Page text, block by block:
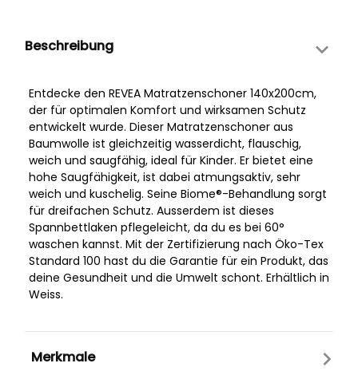
Beschreibung
Entdecke den REVEA Matratzenschoner 140x200cm,
der für optimalen Komfort und wirksamen Schutz
entwickelt wurde. Dieser Matratzenschoner aus
Baumwolle ist gleichzeitig wasserdicht, flauschig,
weich und saugfähig, ideal für Kinder. Er bietet eine
hohe Saugfähigkeit, ist dabei atmungsaktiv, sehr
weich und kuschelig. Seine Biome®-Behandlung sorgt
für dreifachen Schutz. Ausserdem ist dieses
Spannbettlaken pflegeleicht, da du es bei 60°
waschen kannst. Mit der Zertifizierung nach Öko-Tex
Standard 100 hast du die Garantie für ein Produkt, das
deine Gesundheit und die Umwelt schont. Erhältlich in
Weiss.
Merkmale